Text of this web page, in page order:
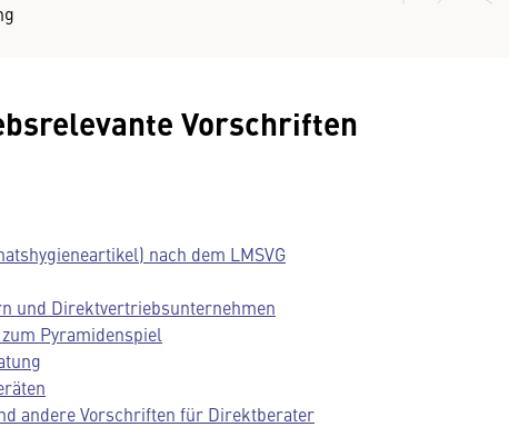
Vorschriften
nach dem LMSVG
und Direktvertriebsunternehmen
Pyramidenspiel
andere Vorschriften für Direktberater